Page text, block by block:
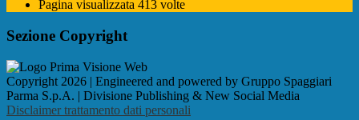
Pagina visualizzata 413 volte
Sezione Copyright
Copyright 2026 | Engineered and powered by Gruppo Spaggiari
Parma S.p.A. | Divisione Publishing & New Social Media
Disclaimer trattamento dati personali